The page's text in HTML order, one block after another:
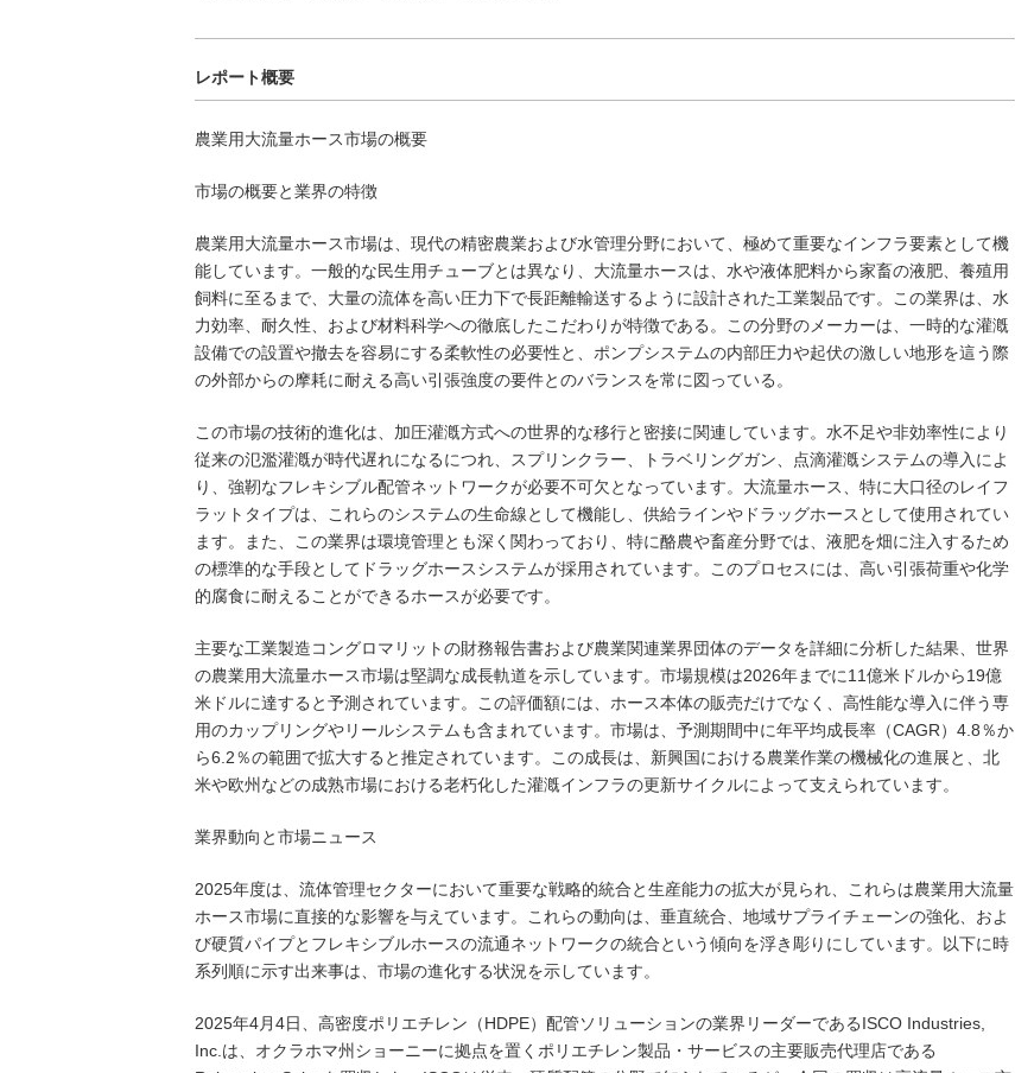
レポート概要
農業用大流量ホース市場の概要
市場の概要と業界の特徴
農業用大流量ホース市場は、現代の精密農業および水管理分野において、極めて重要なインフラ要素として機
能しています。一般的な民生用チューブとは異なり、大流量ホースは、水や液体肥料から家畜の液肥、養殖用
飼料に至るまで、大量の流体を高い圧力下で長距離輸送するように設計された工業製品です。この業界は、水
力効率、耐久性、および材料科学への徹底したこだわりが特徴である。この分野のメーカーは、一時的な灌漑
設備での設置や撤去を容易にする柔軟性の必要性と、ポンプシステムの内部圧力や起伏の激しい地形を這う際
の外部からの摩耗に耐える高い引張強度の要件とのバランスを常に図っている。
この市場の技術的進化は、加圧灌漑方式への世界的な移行と密接に関連しています。水不足や非効率性により
従来の氾濫灌漑が時代遅れになるにつれ、スプリンクラー、トラベリングガン、点滴灌漑システムの導入によ
り、強靭なフレキシブル配管ネットワークが必要不可欠となっています。大流量ホース、特に大口径のレイフ
ラットタイプは、これらのシステムの生命線として機能し、供給ラインやドラッグホースとして使用されてい
ます。また、この業界は環境管理とも深く関わっており、特に酪農や畜産分野では、液肥を畑に注入するため
の標準的な手段としてドラッグホースシステムが採用されています。このプロセスには、高い引張荷重や化学
的腐食に耐えることができるホースが必要です。
主要な工業製造コングロマリットの財務報告書および農業関連業界団体のデータを詳細に分析した結果、世界
の農業用大流量ホース市場は堅調な成長軌道を示しています。市場規模は2026年までに11億米ドルから19億
米ドルに達すると予測されています。この評価額には、ホース本体の販売だけでなく、高性能な導入に伴う専
用のカップリングやリールシステムも含まれています。市場は、予測期間中に年平均成長率（CAGR）4.8％か
ら6.2％の範囲で拡大すると推定されています。この成長は、新興国における農業作業の機械化の進展と、北
米や欧州などの成熟市場における老朽化した灌漑インフラの更新サイクルによって支えられています。
業界動向と市場ニュース
2025年度は、流体管理セクターにおいて重要な戦略的統合と生産能力の拡大が見られ、これらは農業用大流量
ホース市場に直接的な影響を与えています。これらの動向は、垂直統合、地域サプライチェーンの強化、およ
び硬質パイプとフレキシブルホースの流通ネットワークの統合という傾向を浮き彫りにしています。以下に時
系列順に示す出来事は、市場の進化する状況を示しています。
2025年4月4日、高密度ポリエチレン（HDPE）配管ソリューションの業界リーダーであるISCO Industries,
Inc.は、オクラホマ州ショーニーに拠点を置くポリエチレン製品・サービスの主要販売代理店である